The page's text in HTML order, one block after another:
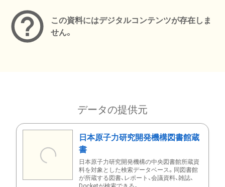
この資料にはデジタルコンテンツが存在しま
せん。
データの提供元
日本原子力研究開発機構図書館蔵
書
日本原子力研究開発機構の中央図書館所蔵資
料を対象とした検索データベース。同図書館
が所蔵する図書、レポート、会議資料、雑誌、